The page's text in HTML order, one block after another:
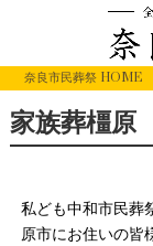
奈良市民葬祭 HOME
家族葬橿原
私ども中和市民葬
原市にお住いの皆